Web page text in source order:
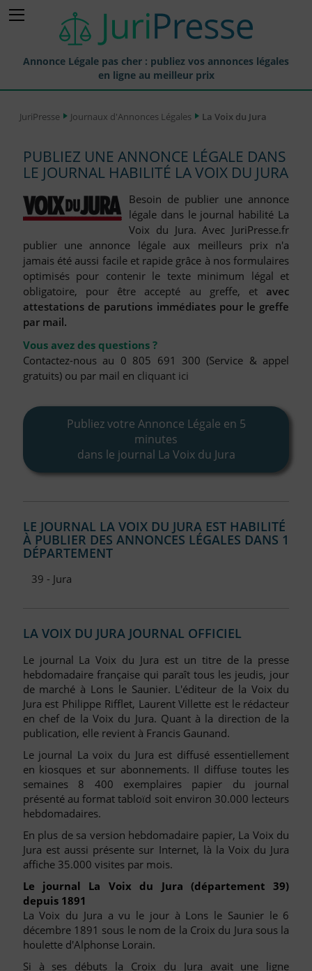
Annonce Légale pas cher : publiez vos annonces légales
en ligne au meilleur prix
Tarif et Prix d'une Annonce Légale
Journaux Habilités (JAL) Annonces Légales
Départements pour la Publication d'Annonces Légales
Liste des CCI
Le Blog pour les Entreprises
Nous Contacter
Compte PRO
JuriPresse Journaux d'Annonces Légales La Voix du Jura
PUBLIEZ UNE ANNONCE LÉGALE DANS
LE JOURNAL HABILITÉ LA VOIX DU JURA
Besoin de publier une annonce
légale dans le journal habilité La
Voix du Jura. Avec JuriPresse.fr
publier une annonce légale aux meilleurs prix n'a
jamais été aussi facile et rapide grâce à nos formulaires
optimisés pour contenir le texte minimum légal et
obligatoire, pour être accepté au greffe, et avec
attestations de parutions immédiates pour le greffe
par mail.
Vous avez des questions ?
Contactez-nous au 0 805 691 300 (Service & appel
gratuits) ou par mail en cliquant ici
Publiez votre Annonce Légale en 5
minutes
dans le journal La Voix du Jura
LE JOURNAL LA VOIX DU JURA EST HABILITÉ
À PUBLIER DES ANNONCES LÉGALES DANS 1
DÉPARTEMENT
39 - Jura
LA VOIX DU JURA JOURNAL OFFICIEL
Le journal La Voix du Jura est un titre de la presse
hebdomadaire française qui paraît tous les jeudis, jour
de marché à Lons le Saunier. L'éditeur de la Voix du
Jura est Philippe Rifflet, Laurent Villette est le rédacteur
en chef de la Voix du Jura. Quant à la direction de la
publication, elle revient à Francis Gaunand.
Le journal La voix du Jura est diffusé essentiellement
en kiosques et sur abonnements. Il diffuse toutes les
semaines 8 400 exemplaires papier du journal
présenté au format tabloïd soit environ 30.000 lecteurs
hebdomadaires.
En plus de sa version hebdomadaire papier, La Voix du
Jura est aussi présente sur Internet, là la Voix du Jura
affiche 35.000 visites par mois.
Le journal La Voix du Jura (département 39)
depuis 1891
La Voix du Jura a vu le jour à Lons le Saunier le 6
décembre 1891 sous le nom de la Croix du Jura sous la
houlette d'Alphonse Lorain.
Si à ses débuts la Croix du Jura avait une ligne